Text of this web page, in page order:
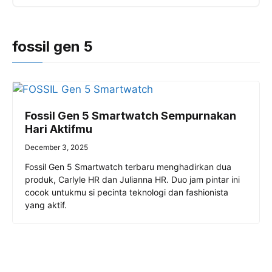
fossil gen 5
Fossil Gen 5 Smartwatch Sempurnakan
Hari Aktifmu
December 3, 2025
Fossil Gen 5 Smartwatch terbaru menghadirkan dua
produk, Carlyle HR dan Julianna HR. Duo jam pintar ini
cocok untukmu si pecinta teknologi dan fashionista
yang aktif.